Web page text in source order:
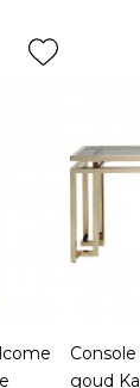
goud